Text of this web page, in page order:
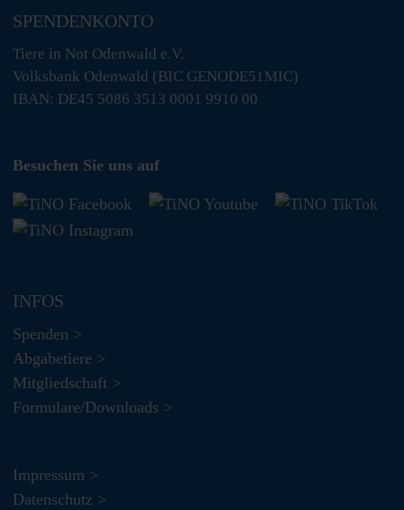
SPENDENKONTO
Tiere in Not Odenwald e.V.
Volksbank Odenwald (BIC GENODE51MIC)
IBAN: DE45 5086 3513 0001 9910 00
Besuchen Sie uns auf
INFOS
Spenden >
Abgabetiere >
Mitgliedschaft >
Formulare/Downloads >
Impressum >
Datenschutz >